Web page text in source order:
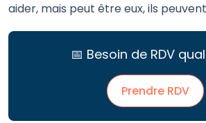
aider, mais peut être eux, ils
📅 Besoin de RDV
Prendre RDV